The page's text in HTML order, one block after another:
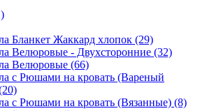
Бланкет Жаккард хлопок (29)
Велюровые - Двухсторонние (32)
Велюровые (66)
с Рюшами на кровать (Вареный
с Рюшами на кровать (Вязанные) (8)